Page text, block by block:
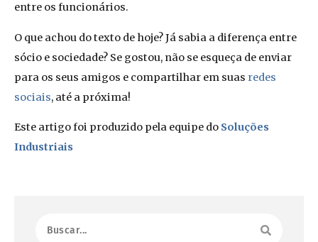
entre os funcionários.
O que achou do texto de hoje? Já sabia a diferença entre
sócio e sociedade? Se gostou, não se esqueça de enviar
para os seus amigos e compartilhar em suas redes
sociais, até a próxima!
Este artigo foi produzido pela equipe do Soluções
Industriais